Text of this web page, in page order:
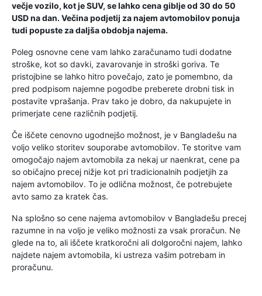
večje vozilo, kot je SUV, se lahko cena giblje od 30 do 50
USD na dan. Večina podjetij za najem avtomobilov ponuja
tudi popuste za daljša obdobja najema.
Poleg osnovne cene vam lahko zaračunamo tudi dodatne
stroške, kot so davki, zavarovanje in stroški goriva. Te
pristojbine se lahko hitro povečajo, zato je pomembno, da
pred podpisom najemne pogodbe preberete drobni tisk in
postavite vprašanja. Prav tako je dobro, da nakupujete in
primerjate cene različnih podjetij.
Če iščete cenovno ugodnejšo možnost, je v Bangladešu na
voljo veliko storitev souporabe avtomobilov. Te storitve vam
omogočajo najem avtomobila za nekaj ur naenkrat, cene pa
so običajno precej nižje kot pri tradicionalnih podjetjih za
najem avtomobilov. To je odlična možnost, če potrebujete
avto samo za kratek čas.
Na splošno so cene najema avtomobilov v Bangladešu precej
razumne in na voljo je veliko možnosti za vsak proračun. Ne
glede na to, ali iščete kratkoročni ali dolgoročni najem, lahko
najdete najem avtomobila, ki ustreza vašim potrebam in
proračunu.